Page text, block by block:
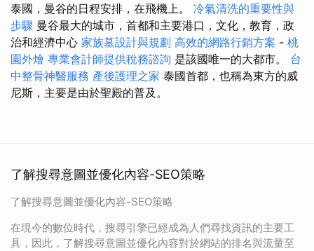
泰國，曼谷的日程安排，在飛機上。 冷氣清洗的重要性與
步驟 曼谷最大的城市，首都和主要港口，文化，教育，政
治和經濟中心 家族墓設計與規劃 高效的網路行銷方案 - 桃
園外燴 專業會計師提供稅務諮詢 是該國唯一的大都市。 台
中整骨神醫服務 產後護理之家 泰國首都，也稱為東方的威
尼斯，主要是由於聖殿的普及。
了解搜尋意圖並優化內容-SEO策略
了解搜尋意圖並優化內容-SEO策略
在現今的數位時代，搜尋引擎已經成為人們尋找資訊的主要工
具，因此，了解搜尋意圖並優化內容對於網站的排名與流量至